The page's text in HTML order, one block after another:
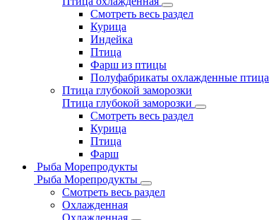
Смотреть весь раздел
Курица
Индейка
Птица
Фарш из птицы
Полуфабрикаты охлажденные птица
Птица глубокой заморозки
Птица глубокой заморозки
Смотреть весь раздел
Курица
Птица
Фарш
Рыба Морепродукты
Рыба Морепродукты
Смотреть весь раздел
Охлажденная
Охлажденная